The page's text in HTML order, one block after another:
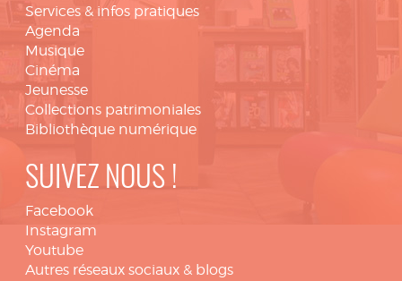
Services & infos pratiques
Agenda
Musique
Cinéma
Jeunesse
Collections patrimoniales
Bibliothèque numérique
SUIVEZ NOUS !
Facebook
Instagram
Youtube
Autres réseaux sociaux & blogs